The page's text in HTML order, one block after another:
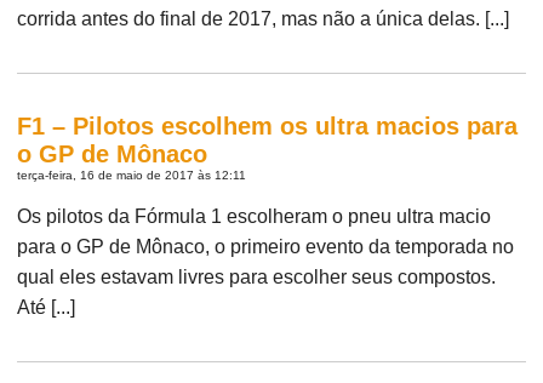
corrida antes do final de 2017, mas não a única delas. [...]
F1 – Pilotos escolhem os ultra macios para
o GP de Mônaco
terça-feira, 16 de maio de 2017 às 12:11
Os pilotos da Fórmula 1 escolheram o pneu ultra macio
para o GP de Mônaco, o primeiro evento da temporada no
qual eles estavam livres para escolher seus compostos.
Até [...]